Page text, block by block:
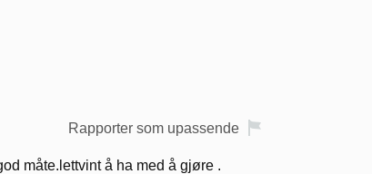
Rapporter som upassende
måte.lettvint å ha med å gjøre .